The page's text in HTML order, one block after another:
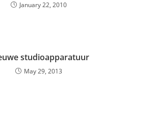
January 22, 2010
studioapparatuur
May 29, 2013